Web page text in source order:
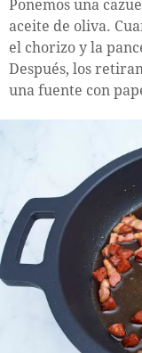
Ponemos una
aceite de oliva.
el chorizo y la
Después, los
una fuente con